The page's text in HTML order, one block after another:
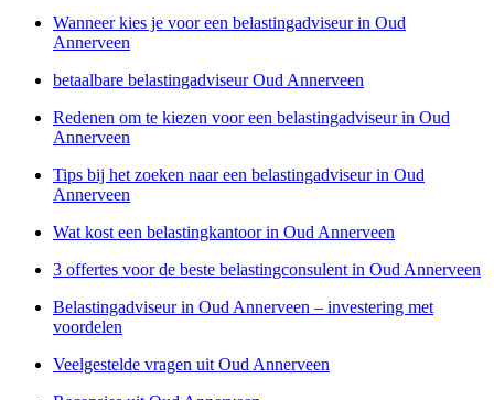
Wanneer kies je voor een belastingadviseur in Oud
Annerveen
betaalbare belastingadviseur Oud Annerveen
Redenen om te kiezen voor een belastingadviseur in Oud
Annerveen
Tips bij het zoeken naar een belastingadviseur in Oud
Annerveen
Wat kost een belastingkantoor in Oud Annerveen
3 offertes voor de beste belastingconsulent in Oud Annerveen
Belastingadviseur in Oud Annerveen – investering met
voordelen
Veelgestelde vragen uit Oud Annerveen